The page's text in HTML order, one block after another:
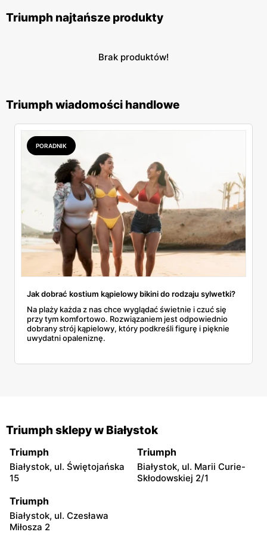
Triumph najtańsze produkty
Brak produktów!
Triumph wiadomości handlowe
PORADNIK
Jak dobrać kostium kąpielowy bikini do rodzaju sylwetki?
Na plaży każda z nas chce wyglądać świetnie i czuć się
przy tym komfortowo. Rozwiązaniem jest odpowiednio
dobrany strój kąpielowy, który podkreśli figurę i pięknie
uwydatni opaleniznę.
Triumph sklepy w Białystok
Triumph
Białystok, ul. Świętojańska
15
Triumph
Białystok, ul. Marii Curie-
Skłodowskiej 2/1
Triumph
Białystok, ul. Czesława
Miłosza 2